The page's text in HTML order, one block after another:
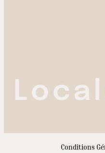
Conditions